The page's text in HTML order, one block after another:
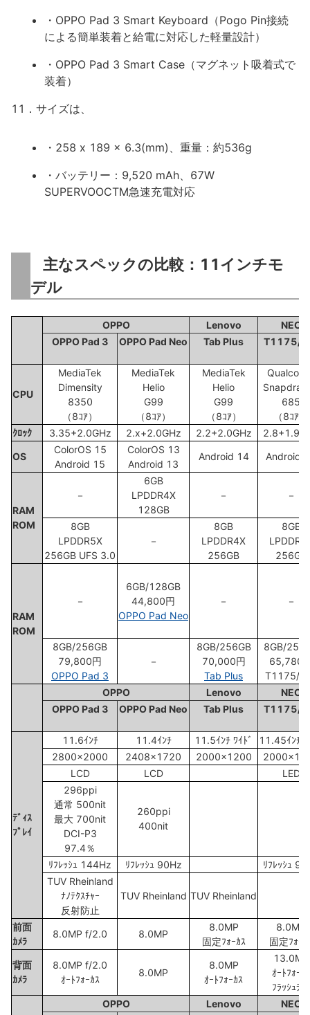
・OPPO Pad 3 Smart Keyboard（Pogo Pin接続
による簡単装着と給電に対応した軽量設計）
・OPPO Pad 3 Smart Case（マグネット吸着式で
装着）
11．サイズは、
・258 x 189 x 6.3(mm)、重量：約536g
・バッテリー：9,520 mAh、67W
SUPERVOOCTM急速充電対応
主なスペックの比較：11インチモ
デル
OPPO Lenovo
NEC
OPPO Pad 3
OPPO Pad Neo Tab Plus T1175/
CPU
MediaTek
Dimensity
8350
（8ｺｱ）
MediaTek
Helio
G99
（8ｺｱ）
MediaTek
Helio
G99
（8ｺｱ）
685
（8ｺｱ）
ｸﾛｯｸ
3.35+2.0GHz 2.x+2.0GHz 2.2+2.0GHz
OS
ColorOS 15
Android 15
ColorOS 13
Android 13
Android 14 Android
RAM
ROM
－
6GB
LPDDR4X
128GB
－ －
8GB
LPDDR5X
256GB UFS 3.0
－
8GB
LPDDR4X
256GB
8GB
256GB
RAM
ROM
－
6GB/128GB
44,800円
OPPO Pad Neo
－ －
8GB/256GB
79,800円
OPPO Pad 3
－
8GB/256GB
70,000円
Tab Plus
8GB/
65,780
T1175/
OPPO
Lenovo
NEC
OPPO Pad 3
OPPO Pad Neo Tab Plus T1175/
ﾃﾞｨｽ
ﾌﾟﾚｲ
11.6ｲﾝﾁ 11.4ｲﾝﾁ 11.5ｲﾝﾁ ﾜｲﾄﾞ
11.45ｲﾝﾁ ﾜ
2800x2000
2408x1720 2000x1200
LCD
LCD
LED
296ppi
通常 500nit
最大 700nit
DCI-P3
97.4％
260ppi
400nit
ﾘﾌﾚｯｼｭ 144Hz ﾘﾌﾚｯｼｭ 90Hz
ﾘﾌﾚｯｼｭ
TUV Rheinland
ﾅﾉﾃｸｽﾁｬｰ
反射防止
TUV Rheinland TUV Rheinland
前面
ｶﾒﾗ
8.0MP f/2.0 8.0MP
8.0MP
固定ﾌｫｰｶｽ
8.0MP
固定ﾌｫｰｶ
背面
ｶﾒﾗ
8.0MP f/2.0
ｵｰﾄﾌｫｰｶｽ
8.0MP
8.0MP
ｵｰﾄﾌｫｰｶｽ
13.0MP
ｵｰﾄﾌｫｰｶｽ
ﾌﾗｯｼｭﾗｲﾄ
OPPO
Lenovo
NEC